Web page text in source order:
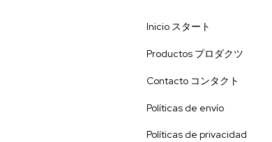
Inicio スタート
Productos プロダクツ
Contacto コンタクト
Políticas de envío
Políticas de privacidad